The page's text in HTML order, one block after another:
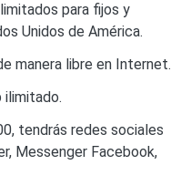
para fijos y
Unidos de América.
manera libre en Internet.
ilimitado.
tendrás redes sociales
Messenger Facebook,